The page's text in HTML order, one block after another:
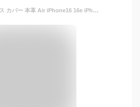
iPhone17 17e ケース カバー 本革 Air iPhone16 16e iPhone15 高級 レザー カード 収納 ポケット iPhone14 iPhoneSE pro max mini Air iPhone13 iPhone12 iPhone11 SE3 スマホケース メンズ レディース シンプル かわいい おしゃれ 大人 可愛い アイフォン HANATORA ハナトラ